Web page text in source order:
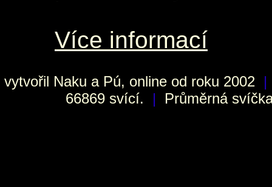
Více informací
vytvořil Naku a Pú, online od roku 2002 |
66869 svící.
| Průměrná